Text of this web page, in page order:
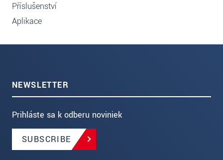
Příslušenství
Aplikace
NEWSLETTER
Prihláste sa k odberu noviniek
SUBSCRIBE